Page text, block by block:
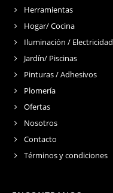
Herramientas
Hogar/ Cocina
Iluminación / Electricidad
Jardín/ Piscinas
Pinturas / Adhesivos
Plomería
Ofertas
Nosotros
Contacto
Términos y condiciones